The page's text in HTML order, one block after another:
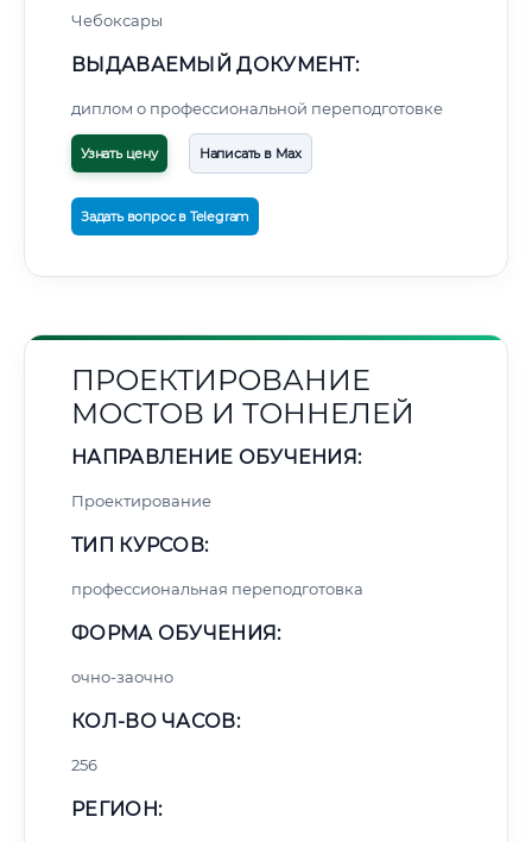
Чебоксары
ВЫДАВАЕМЫЙ ДОКУМЕНТ:
диплом о профессиональной переподготовке
Узнать цену Написать в Max
Задать вопрос в Telegram
ПРОЕКТИРОВАНИЕ
МОСТОВ И ТОННЕЛЕЙ
НАПРАВЛЕНИЕ ОБУЧЕНИЯ:
Проектирование
ТИП КУРСОВ:
профессиональная переподготовка
ФОРМА ОБУЧЕНИЯ:
очно-заочно
КОЛ-ВО ЧАСОВ:
256
РЕГИОН: